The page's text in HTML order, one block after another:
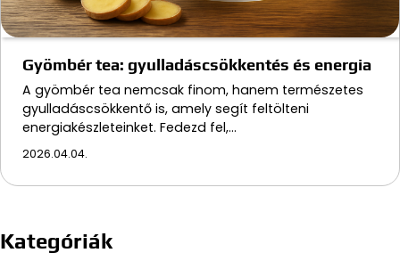
Gyömbér tea: gyulladáscsökkentés és energia
A gyömbér tea nemcsak finom, hanem természetes
gyulladáscsökkentő is, amely segít feltölteni
energiakészleteinket. Fedezd fel,…
2026.04.04.
Kategóriák